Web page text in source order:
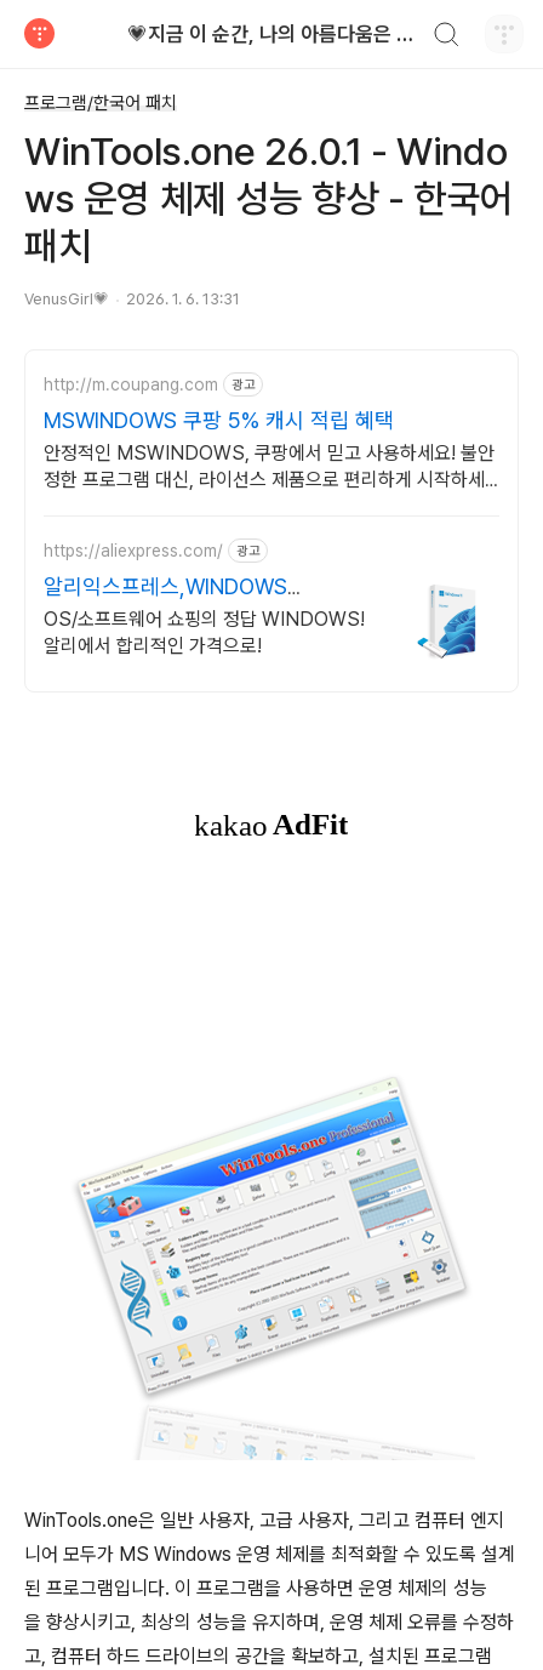
💗지금 이 순간, 나의 아름다움은 가장 빛난다!
프로그램/한국어 패치
WinTools.one 26.0.1 - Windo
ws 운영 체제 성능 향상 - 한국어
패치
VenusGirl💗 2026. 1. 6. 13:31
http://m.coupang.com 광고
MSWINDOWS 쿠팡 5% 캐시 적립 혜택
안정적인 MSWINDOWS, 쿠팡에서 믿고 사용하세요! 불안
정한 프로그램 대신, 라이선스 제품으로 편리하게 시작하세
https://aliexpress.com/ 광고
알리익스프레스,WINDOWS
Windows 알리에서!
OS/소프트웨어 쇼핑의 정답 WINDOWS!
알리에서 합리적인 가격으로!
WinTools.one은 일반 사용자, 고급 사용자, 그리고 컴퓨터 엔지
니어 모두가 MS Windows 운영 체제를 최적화할 수 있도록 설계
된 프로그램입니다. 이 프로그램을 사용하면 운영 체제의 성능
을 향상시키고, 최상의 성능을 유지하며, 운영 체제 오류를 수정하
고, 컴퓨터 하드 드라이브의 공간을 확보하고, 설치된 프로그램